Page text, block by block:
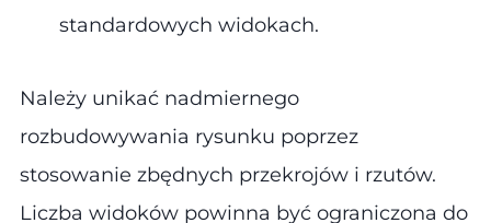
standardowych widokach.
Należy unikać nadmiernego
rozbudowywania rysunku poprzez
stosowanie zbędnych przekrojów i rzutów.
Liczba widoków powinna być ograniczona do